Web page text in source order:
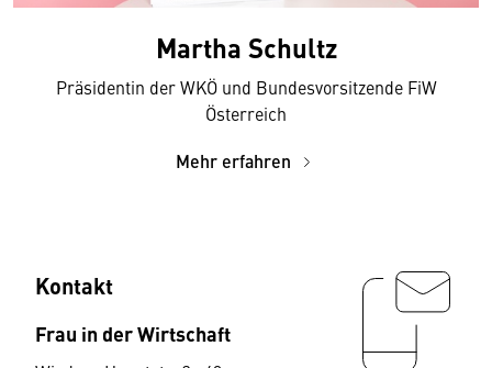
Martha Schultz
Präsidentin der WKÖ und Bundesvorsitzende FiW
Österreich
Mehr erfahren
Kontakt
Frau in der Wirtschaft